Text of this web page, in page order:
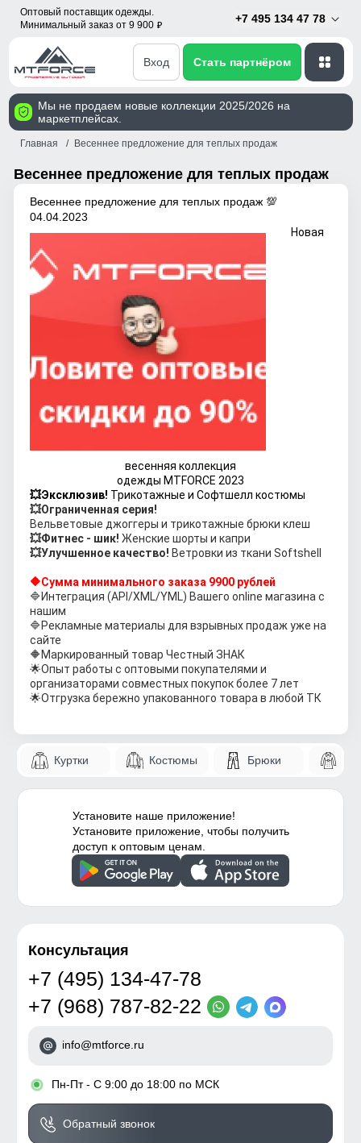
Оптовый поставщик одежды.
Минимальный заказ от 9 900 p
+7 495 134 47 78
Вход Стать партнёром
Мы не продаем новые коллекции 2025/2026 на
маркетплейсах.
Главная Весеннее предложение для теплых продаж
Весеннее предложение для теплых продаж
Весеннее предложение для теплых продаж 💯
04.04.2023
Новая
весенняя коллекция
одежды MTFORCE 2023
💥Эксклюзив! Трикотажные и Софтшелл костюмы
💥Ограниченная серия!
Вельветовые джоггеры и трикотажные брюки клеш
💥Фитнес - шик! Женские шорты и капри
💥Улучшенное качество! Ветровки из ткани Softshell
🔶Сумма минимального заказа 9900 рублей
🔷Интеграция (API/XML/YML) Вашего online магазина с
нашим
🔷Рекламные материалы для взрывных продаж уже на
сайте
🔶Маркированный товар Честный ЗНАК
🌟Опыт работы с оптовыми покупателями и
организаторами совместных покупок более 7 лет
🌟Отгрузка бережно упакованного товара в любой ТК
Куртки Костюмы Брюки
Установите наше приложение!
Установите приложение, чтобы получить
доступ к оптовым ценам.
Консультация
+7 (495) 134-47-78
+7 (968) 787-82-22
info@mtforce.ru
• Пн-Пт - С 9:00 до 18:00 по МСК
Обратный звонок